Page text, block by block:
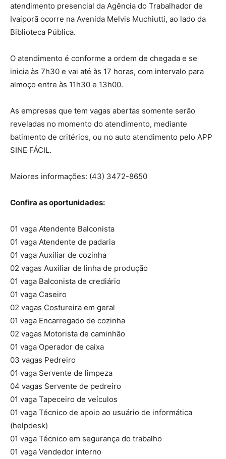
atendimento presencial da Agência do Trabalhador de
Ivaiporã ocorre na Avenida Melvis Muchiutti, ao lado da
Biblioteca Pública.
O atendimento é conforme a ordem de chegada e se
inicia às 7h30 e vai até às 17 horas, com intervalo para
almoço entre às 11h30 e 13h00.
As empresas que tem vagas abertas somente serão
reveladas no momento do atendimento, mediante
batimento de critérios, ou no auto atendimento pelo APP
SINE FÁCIL.
Maiores informações: (43) 3472-8650
Confira as oportunidades:
01 vaga Atendente Balconista
01 vaga Atendente de padaria
01 vaga Auxiliar de cozinha
02 vagas Auxiliar de linha de produção
01 vaga Balconista de crediário
01 vaga Caseiro
02 vagas Costureira em geral
01 vaga Encarregado de cozinha
02 vagas Motorista de caminhão
01 vaga Operador de caixa
03 vagas Pedreiro
01 vaga Servente de limpeza
04 vagas Servente de pedreiro
01 vaga Tapeceiro de veículos
01 vaga Técnico de apoio ao usuário de informática
(helpdesk)
01 vaga Técnico em segurança do trabalho
01 vaga Vendedor interno